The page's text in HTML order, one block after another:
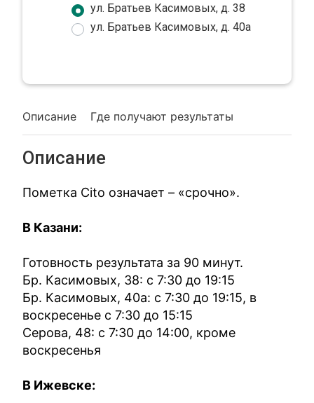
Описание Где получают результаты
Описание
Пометка Cito означает – «срочно».
В Казани:
Готовность результата за 90 минут.
Бр. Касимовых, 38: с 7:30 до 19:15
Бр. Касимовых, 40а: с 7:30 до 19:15, в
воскресенье с 7:30 до 15:15
Серова, 48: с 7:30 до 14:00, кроме
воскресенья
В Ижевске:
ул. Братьев Касимовых, д. 38
ул. Братьев Касимовых, д. 40а